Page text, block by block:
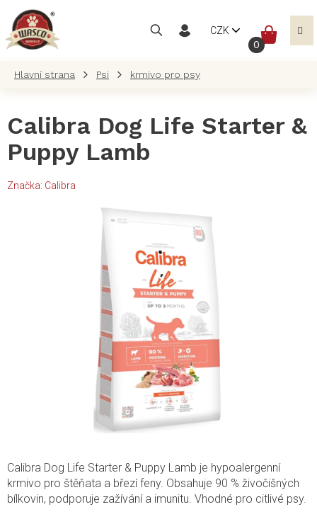
obsah
CZK
Psi krmivo pro psy
Calibra Dog Life Starter &
Puppy Lamb
Značka: Calibra
Calibra Dog Life Starter & Puppy Lamb je hypoalergenní
krmivo pro štěňata a březí feny. Obsahuje 90 % živočišných
bílkovin, podporuje zažívání a imunitu. Vhodné pro citlivé psy.